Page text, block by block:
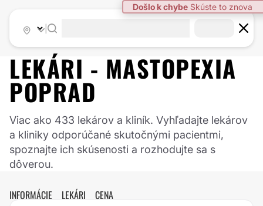
LEKÁRI - MASTOPEXIA
POPRAD
Viac ako 433 lekárov a kliník. Vyhľadajte lekárov
a kliniky odporúčané skutočnými pacientmi,
spoznajte ich skúsenosti a rozhodujte sa s
dôverou.
INFORMÁCIE LEKÁRI CENA